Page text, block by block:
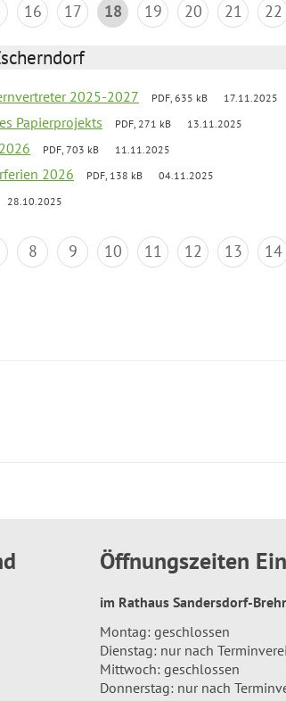
16 17 18 19 20 21 22
2025-2027 PDF, 635 kB 17.11.2025
Papierprojekts PDF, 271 kB 13.11.2025
PDF, 703 kB 11.11.2025
2026 PDF, 138 kB 04.11.2025
28.10.2025
8 9 10 11 12 13 14
Öffnungszeiten
im Rathaus Sandersdorf-
Montag: geschlossen
Dienstag: nur nach
Mittwoch: geschlossen
Donnerstag: nur nach